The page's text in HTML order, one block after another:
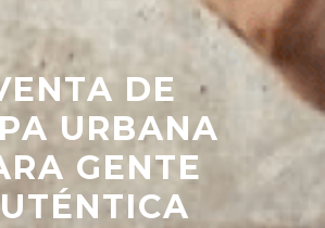
DE
URBANA
GENTE